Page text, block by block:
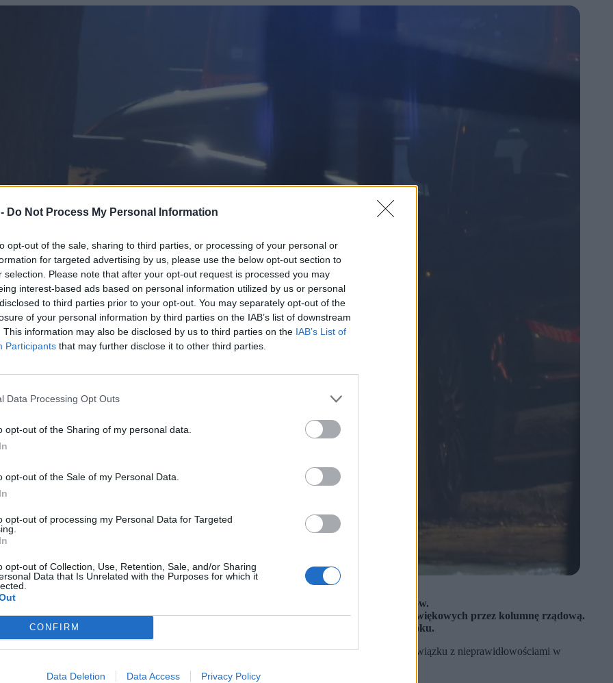
Do Not Process My Personal Information
opt-out of the sale, sharing to third parties, or processing of your personal or
for targeted advertising by us, please use the below opt-out section to
selection. Please note that after your opt-out request is processed you may
interest-based ads based on personal information utilized by us or personal
to third parties prior to your opt-out. You may separately opt-out of the
of your personal information by third parties on the IAB’s list of downstream
This information may also be disclosed by us to third parties on the IAB’s List of
Participants that may further disclose it to other third parties.
Data Processing Opt Outs
opt-out of the Sharing of my personal data.
opt-out of the Sale of my Personal Data.
opt-out of processing my Personal Data for Targeted
opt-out of Collection, Use, Retention, Sale, and/or Sharing
Data that Is Unrelated with the Purposes for which it
CONFIRM
Data Deletion Data Access Privacy Policy
SULKOWSKI / East News)
SOP (dawniej BOR), ma otrzymać wezwania do prokuratury w celu ogłoszenia zarzutów.
obowiązków, a także wątku składania fałszywych zeznań ws. używania sygnałów dźwiękowych przez kolumnę rządową.
przez Prokuraturę Regionalną w Białymstoku na przełom lutego i marca 2026 roku.
(Służba Ochrony Państwa, dawniej BOR – Biuro Ochrony Rządu), ma usłyszeć zarzuty w związku z nieprawidłowościami w